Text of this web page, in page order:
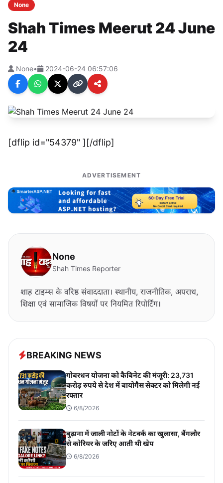
None
Shah Times Meerut 24 June
24
None• 2024-06-24 06:57:06
[dflip id="54379" ][/dflip]
ADVERTISEMENT
None
Shah Times Reporter
शाह टाइम्स के वरिष्ठ संवाददाता। स्थानीय, राजनीतिक, अपराध,
शिक्षा एवं सामाजिक विषयों पर नियमित रिपोर्टिंग।
BREAKING NEWS
गोबरधन योजना को कैबिनेट की मंजूरी: 23,731
करोड़ रुपये से देश में बायोगैस सेक्टर को मिलेगी नई
रफ्तार
6/8/2026
बुढ़ाना में जाली नोटों के नेटवर्क का खुलासा, बैंगलौर
से कोरियर के जरिए आती थी खेप
6/8/2026